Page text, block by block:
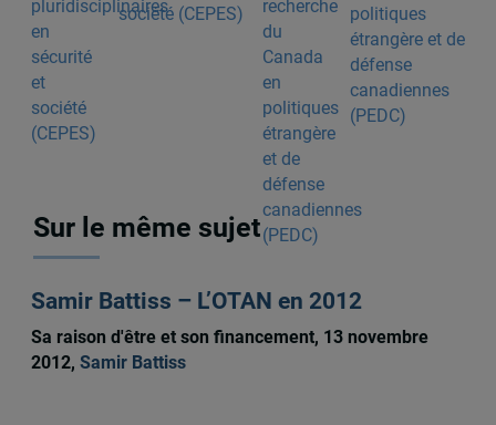
société (CEPES)
politiques
étrangère et de
défense
canadiennes
(PEDC)
Sur le même sujet
Samir Battiss – L’OTAN en 2012
Sa raison d'être et son financement, 13 novembre
2012, Samir Battiss